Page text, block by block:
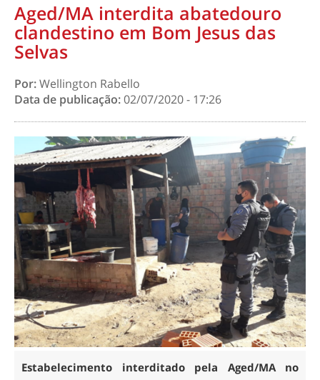
Aged/MA interdita abatedouro
clandestino em Bom Jesus das
Selvas
Por:Wellington Rabello
Data de publicação:02/07/2020 - 17:26
Estabelecimento interditado pela Aged/MA no